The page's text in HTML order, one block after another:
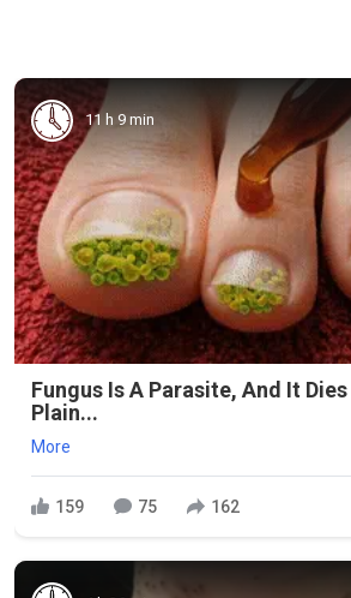
11 h 9 min
Fungus Is A Parasite, And It
Plain...
More
159 75 162